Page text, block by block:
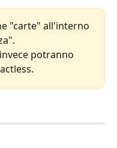
"carte" all'interno
potranno